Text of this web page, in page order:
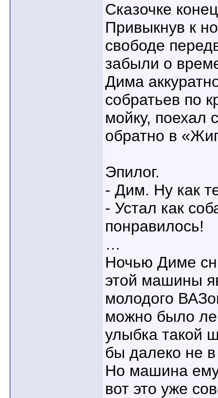
Сказочке
Привыкнув к
свободе
забыли о
Дима
собратьев по
мойку, поехал
обратно в
Эпилог.
- Дим. Ну как
- Устал как
понравилось!
…
Ночью Диме
этой машины
молодого
можно было
улыбка такой
бы далеко не
Но машина
вот это уже